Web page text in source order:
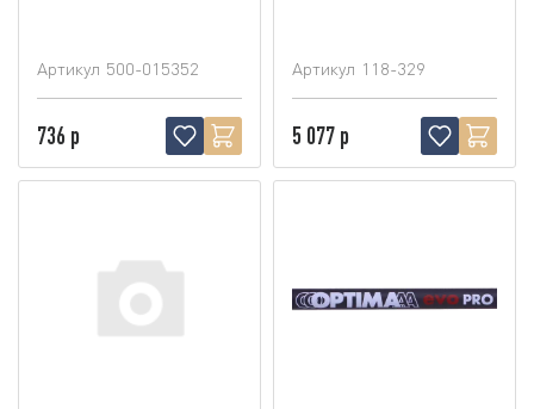
Артикул 500-015352
736 р
Артикул 118-329
5 077 р